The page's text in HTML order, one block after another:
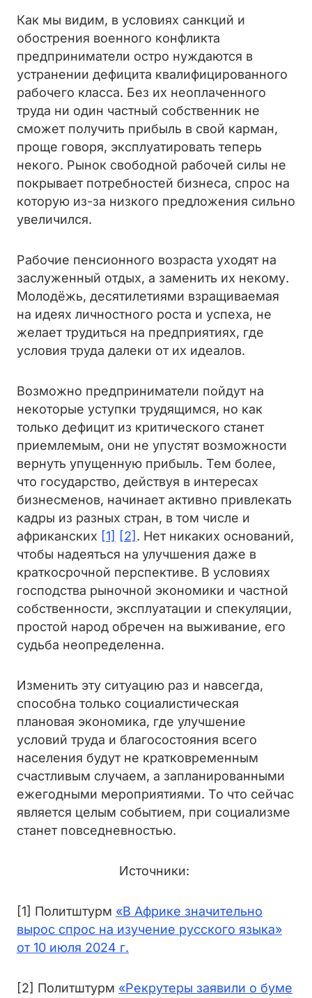
Как мы видим, в условиях санкций и
обострения военного конфликта
предприниматели остро нуждаются в
устранении дефицита квалифицированного
рабочего класса. Без их неоплаченного
труда ни один частный собственник не
сможет получить прибыль в свой карман,
проще говоря, эксплуатировать теперь
некого. Рынок свободной рабочей силы не
покрывает потребностей бизнеса, спрос на
которую из-за низкого предложения сильно
увеличился.
Рабочие пенсионного возраста уходят на
заслуженный отдых, а заменить их некому.
Молодёжь, десятилетиями взращиваемая
на идеях личностного роста и успеха, не
желает трудиться на предприятиях, где
условия труда далеки от их идеалов.
Возможно предприниматели пойдут на
некоторые уступки трудящимся, но как
только дефицит из критического станет
приемлемым, они не упустят возможности
вернуть упущенную прибыль. Тем более,
что государство, действуя в интересах
бизнесменов, начинает активно привлекать
кадры из разных стран, в том числе и
африканских [1] [2] . Нет никаких оснований,
чтобы надеяться на улучшения даже в
краткосрочной перспективе. В условиях
господства рыночной экономики и частной
собственности, эксплуатации и спекуляции,
простой народ обречен на выживание, его
судьба неопределенна.
Изменить эту ситуацию раз и навсегда,
способна только социалистическая
плановая экономика, где улучшение
условий труда и благосостояния всего
населения будут не кратковременным
счастливым случаем, а запланированными
ежегодными мероприятиями. То что сейчас
является целым событием, при социализме
станет повседневностью.
Источники:
[1] Политштурм «В Африке значительно
вырос спрос на изучение русского языка»
от 10 июля 2024 г.
[2] Политштурм «Рекрутеры заявили о буме